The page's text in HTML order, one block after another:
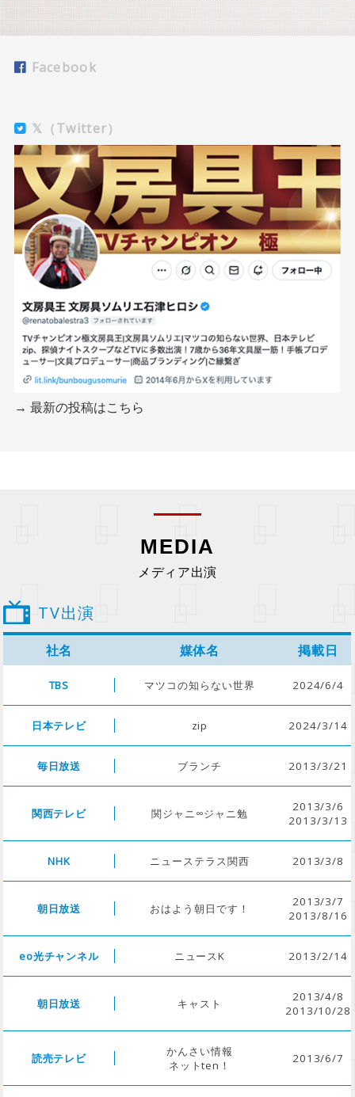
Facebook
𝕏（Twitter）
→ 最新の投稿はこちら
MEDIA
メディア出演
TV出演
社名 媒体名 掲載日
TBS マツコの知らない世界 2024/6/4
日本テレビ zip 2024/3/14
毎日放送 ブランチ 2013/3/21
関西テレビ 関ジャニ∞ジャニ勉
2013/3/6
2013/3/13
NHK ニューステラス関西 2013/3/8
朝日放送 おはよう朝日です！
2013/3/7
2013/8/16
eo光チャンネル ニュースK 2013/2/14
朝日放送 キャスト
2013/4/8
2013/10/28
読売テレビ
かんさい情報
ネットten！
2013/6/7